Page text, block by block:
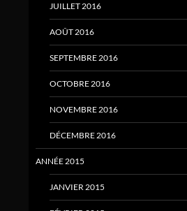
JUILLET 2016
AOÛT 2016
SEPTEMBRE 2016
OCTOBRE 2016
NOVEMBRE 2016
DÉCEMBRE 2016
ANNÉE 2015
JANVIER 2015